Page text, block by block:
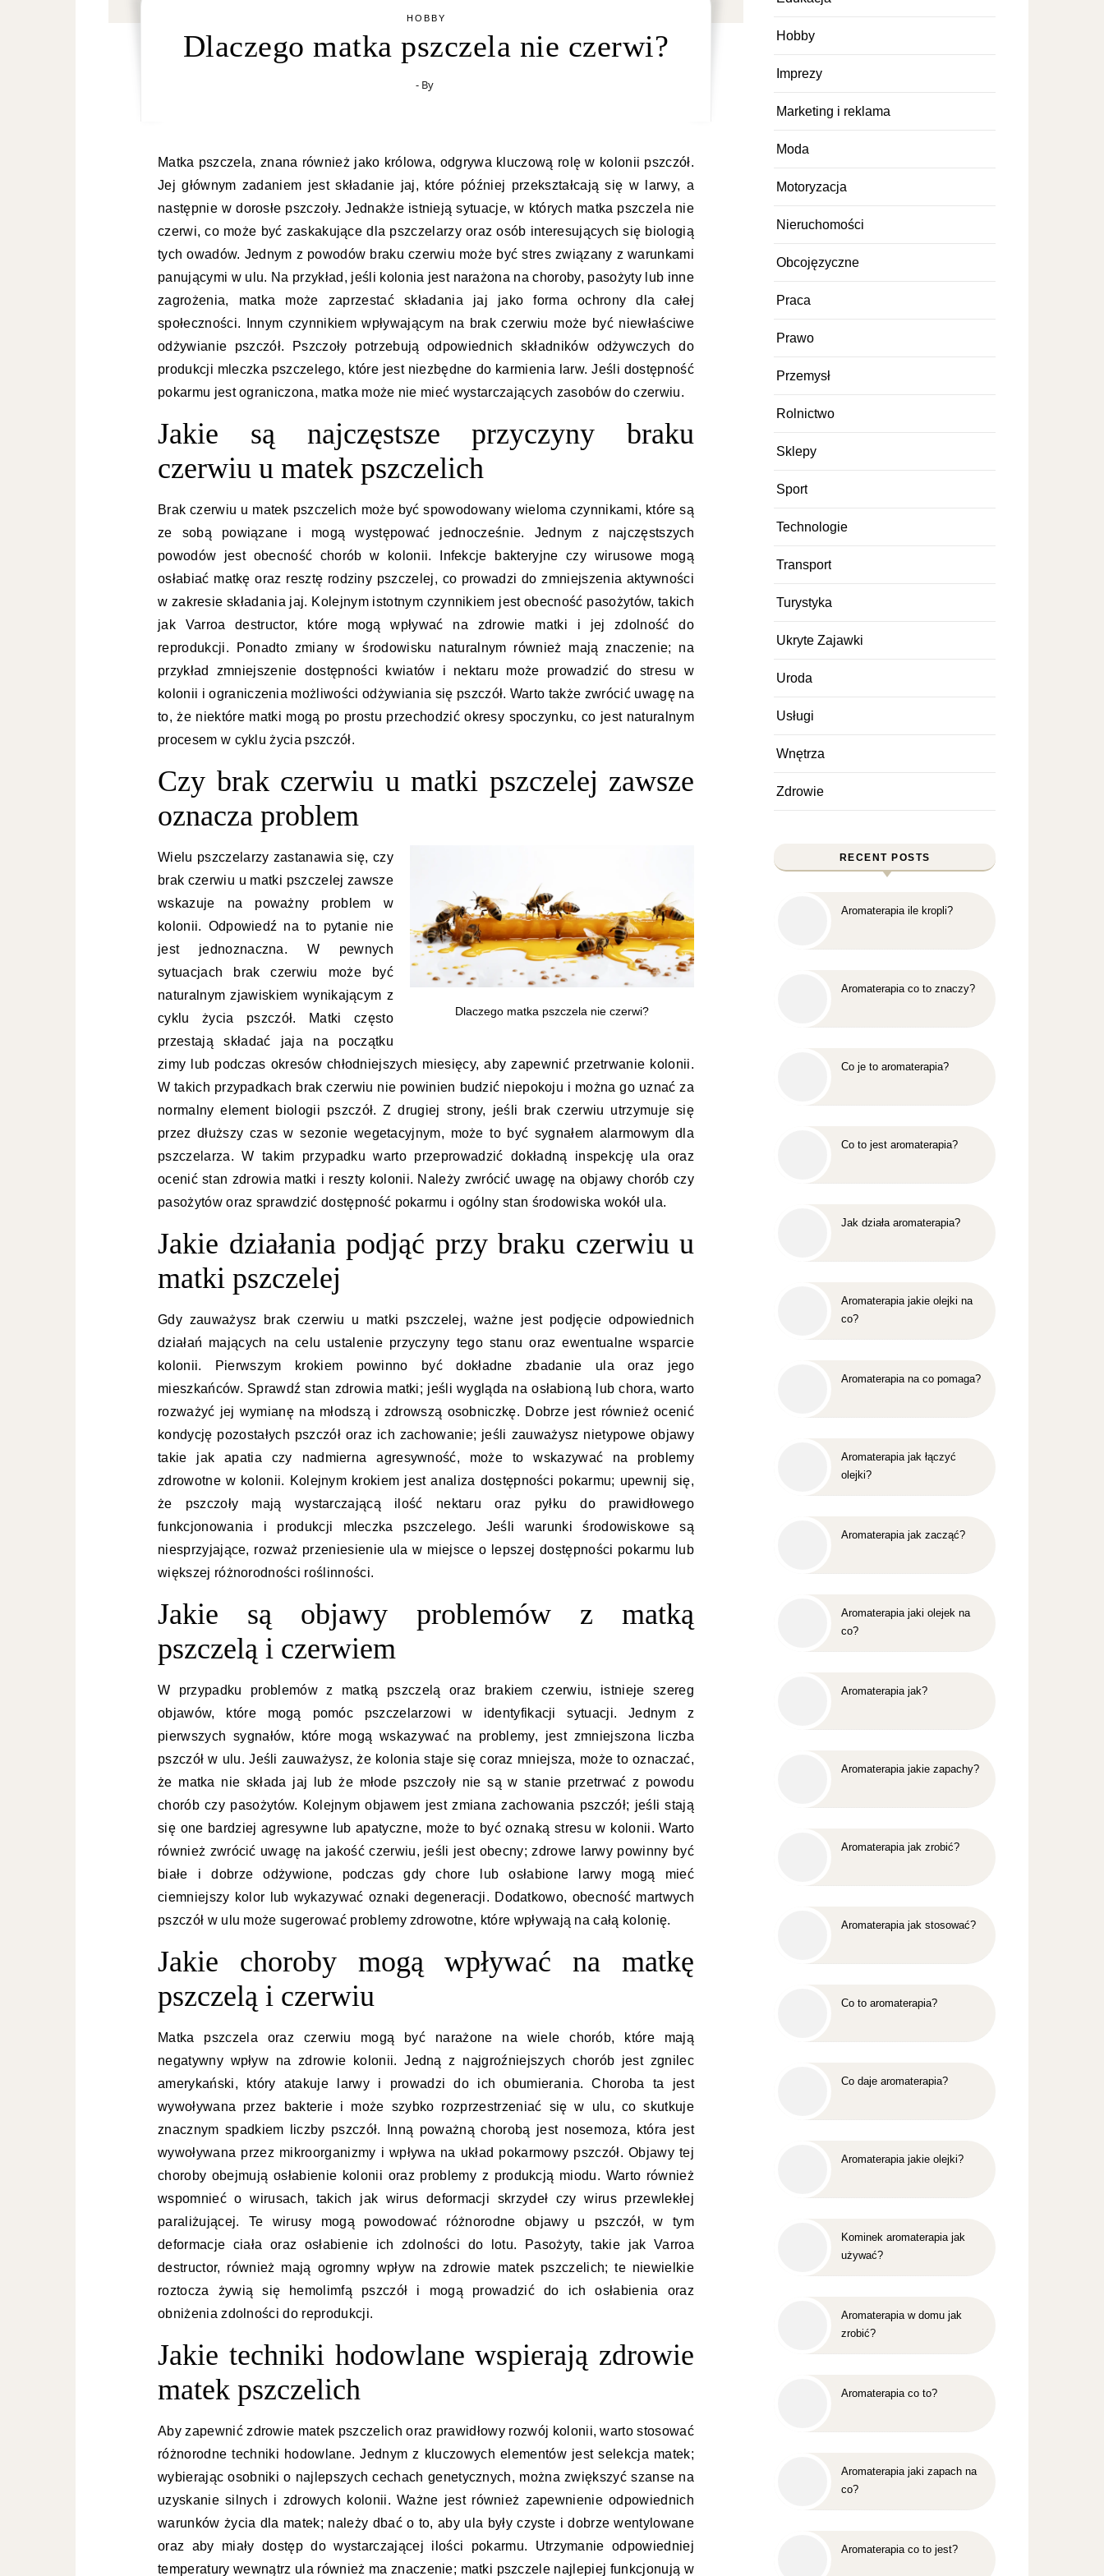
HOBBY
Dlaczego matka pszczela nie czerwi?
- By
Matka pszczela, znana również jako królowa, odgrywa kluczową rolę w kolonii pszczół.
Jej głównym zadaniem jest składanie jaj, które później przekształcają się w larwy, a
następnie w dorosłe pszczoły. Jednakże istnieją sytuacje, w których matka pszczela nie
czerwi, co może być zaskakujące dla pszczelarzy oraz osób interesujących się biologią
tych owadów. Jednym z powodów braku czerwiu może być stres związany z warunkami
panującymi w ulu. Na przykład, jeśli kolonia jest narażona na choroby, pasożyty lub inne
zagrożenia, matka może zaprzestać składania jaj jako forma ochrony dla całej
społeczności. Innym czynnikiem wpływającym na brak czerwiu może być niewłaściwe
odżywianie pszczół. Pszczoły potrzebują odpowiednich składników odżywczych do
produkcji mleczka pszczelego, które jest niezbędne do karmienia larw. Jeśli dostępność
pokarmu jest ograniczona, matka może nie mieć wystarczających zasobów do czerwiu.
Jakie są najczęstsze przyczyny braku
czerwiu u matek pszczelich
Brak czerwiu u matek pszczelich może być spowodowany wieloma czynnikami, które są
ze sobą powiązane i mogą występować jednocześnie. Jednym z najczęstszych
powodów jest obecność chorób w kolonii. Infekcje bakteryjne czy wirusowe mogą
osłabiać matkę oraz resztę rodziny pszczelej, co prowadzi do zmniejszenia aktywności
w zakresie składania jaj. Kolejnym istotnym czynnikiem jest obecność pasożytów, takich
jak Varroa destructor, które mogą wpływać na zdrowie matki i jej zdolność do
reprodukcji. Ponadto zmiany w środowisku naturalnym również mają znaczenie; na
przykład zmniejszenie dostępności kwiatów i nektaru może prowadzić do stresu w
kolonii i ograniczenia możliwości odżywiania się pszczół. Warto także zwrócić uwagę na
to, że niektóre matki mogą po prostu przechodzić okresy spoczynku, co jest naturalnym
procesem w cyklu życia pszczół.
Czy brak czerwiu u matki pszczelej zawsze
oznacza problem
Dlaczego matka pszczela nie czerwi?
Wielu pszczelarzy zastanawia się, czy
brak czerwiu u matki pszczelej zawsze
wskazuje na poważny problem w
kolonii. Odpowiedź na to pytanie nie
jest jednoznaczna. W pewnych
sytuacjach brak czerwiu może być
naturalnym zjawiskiem wynikającym z
cyklu życia pszczół. Matki często
przestają składać jaja na początku
zimy lub podczas okresów chłodniejszych miesięcy, aby zapewnić przetrwanie kolonii.
W takich przypadkach brak czerwiu nie powinien budzić niepokoju i można go uznać za
normalny element biologii pszczół. Z drugiej strony, jeśli brak czerwiu utrzymuje się
przez dłuższy czas w sezonie wegetacyjnym, może to być sygnałem alarmowym dla
pszczelarza. W takim przypadku warto przeprowadzić dokładną inspekcję ula oraz
ocenić stan zdrowia matki i reszty kolonii. Należy zwrócić uwagę na objawy chorób czy
pasożytów oraz sprawdzić dostępność pokarmu i ogólny stan środowiska wokół ula.
Jakie działania podjąć przy braku czerwiu u
matki pszczelej
Gdy zauważysz brak czerwiu u matki pszczelej, ważne jest podjęcie odpowiednich
działań mających na celu ustalenie przyczyny tego stanu oraz ewentualne wsparcie
kolonii. Pierwszym krokiem powinno być dokładne zbadanie ula oraz jego
mieszkańców. Sprawdź stan zdrowia matki; jeśli wygląda na osłabioną lub chora, warto
rozważyć jej wymianę na młodszą i zdrowszą osobniczkę. Dobrze jest również ocenić
kondycję pozostałych pszczół oraz ich zachowanie; jeśli zauważysz nietypowe objawy
takie jak apatia czy nadmierna agresywność, może to wskazywać na problemy
zdrowotne w kolonii. Kolejnym krokiem jest analiza dostępności pokarmu; upewnij się,
że pszczoły mają wystarczającą ilość nektaru oraz pyłku do prawidłowego
funkcjonowania i produkcji mleczka pszczelego. Jeśli warunki środowiskowe są
niesprzyjające, rozważ przeniesienie ula w miejsce o lepszej dostępności pokarmu lub
większej różnorodności roślinności.
Jakie są objawy problemów z matką
pszczelą i czerwiem
W przypadku problemów z matką pszczelą oraz brakiem czerwiu, istnieje szereg
objawów, które mogą pomóc pszczelarzowi w identyfikacji sytuacji. Jednym z
pierwszych sygnałów, które mogą wskazywać na problemy, jest zmniejszona liczba
pszczół w ulu. Jeśli zauważysz, że kolonia staje się coraz mniejsza, może to oznaczać,
że matka nie składa jaj lub że młode pszczoły nie są w stanie przetrwać z powodu
chorób czy pasożytów. Kolejnym objawem jest zmiana zachowania pszczół; jeśli stają
się one bardziej agresywne lub apatyczne, może to być oznaką stresu w kolonii. Warto
również zwrócić uwagę na jakość czerwiu, jeśli jest obecny; zdrowe larwy powinny być
białe i dobrze odżywione, podczas gdy chore lub osłabione larwy mogą mieć
ciemniejszy kolor lub wykazywać oznaki degeneracji. Dodatkowo, obecność martwych
pszczół w ulu może sugerować problemy zdrowotne, które wpływają na całą kolonię.
Jakie choroby mogą wpływać na matkę
pszczelą i czerwiu
Matka pszczela oraz czerwiu mogą być narażone na wiele chorób, które mają
negatywny wpływ na zdrowie kolonii. Jedną z najgroźniejszych chorób jest zgnilec
amerykański, który atakuje larwy i prowadzi do ich obumierania. Choroba ta jest
wywoływana przez bakterie i może szybko rozprzestrzeniać się w ulu, co skutkuje
znacznym spadkiem liczby pszczół. Inną poważną chorobą jest nosemoza, która jest
wywoływana przez mikroorganizmy i wpływa na układ pokarmowy pszczół. Objawy tej
choroby obejmują osłabienie kolonii oraz problemy z produkcją miodu. Warto również
wspomnieć o wirusach, takich jak wirus deformacji skrzydeł czy wirus przewlekłej
paraliżującej. Te wirusy mogą powodować różnorodne objawy u pszczół, w tym
deformacje ciała oraz osłabienie ich zdolności do lotu. Pasożyty, takie jak Varroa
destructor, również mają ogromny wpływ na zdrowie matek pszczelich; te niewielkie
roztocza żywią się hemolimfą pszczół i mogą prowadzić do ich osłabienia oraz
obniżenia zdolności do reprodukcji.
Jakie techniki hodowlane wspierają zdrowie
matek pszczelich
Aby zapewnić zdrowie matek pszczelich oraz prawidłowy rozwój kolonii, warto stosować
różnorodne techniki hodowlane. Jednym z kluczowych elementów jest selekcja matek;
wybierając osobniki o najlepszych cechach genetycznych, można zwiększyć szanse na
uzyskanie silnych i zdrowych kolonii. Ważne jest również zapewnienie odpowiednich
warunków życia dla matek; należy dbać o to, aby ula były czyste i dobrze wentylowane
oraz aby miały dostęp do wystarczającej ilości pokarmu. Utrzymanie odpowiedniej
temperatury wewnątrz ula również ma znaczenie; matki pszczele najlepiej funkcjonują w
Hobby
Imprezy
Marketing i reklama
Moda
Motoryzacja
Nieruchomości
Obcojęzyczne
Praca
Prawo
Przemysł
Rolnictwo
Sklepy
Sport
Technologie
Transport
Turystyka
Ukryte Zajawki
Uroda
Usługi
Wnętrza
Zdrowie
RECENT POSTS
Aromaterapia ile kropli?
Aromaterapia co to znaczy?
Co je to aromaterapia?
Co to jest aromaterapia?
Jak działa aromaterapia?
Aromaterapia jakie olejki na
co?
Aromaterapia na co pomaga?
Aromaterapia jak łączyć
olejki?
Aromaterapia jak zacząć?
Aromaterapia jaki olejek na
co?
Aromaterapia jak?
Aromaterapia jakie zapachy?
Aromaterapia jak zrobić?
Aromaterapia jak stosować?
Co to aromaterapia?
Co daje aromaterapia?
Aromaterapia jakie olejki?
Kominek aromaterapia jak
używać?
Aromaterapia w domu jak
zrobić?
Aromaterapia co to?
Aromaterapia jaki zapach na
co?
Aromaterapia co to jest?